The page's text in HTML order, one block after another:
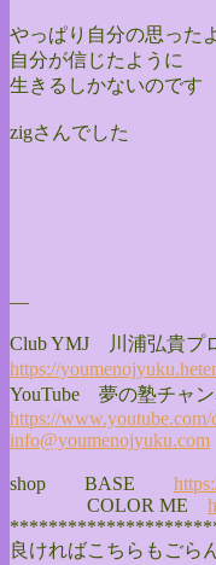
やっぱり自分の思った
自分が信じたように
生きるしかないのです
zigさんでした
—
Club YMJ 川浦弘貴プ
https://
YouTube 夢の塾チャ
https://www.youtube.com/
info@youmenojyuku.com
shop BASE
COLOR ME
良ければこちらもごら